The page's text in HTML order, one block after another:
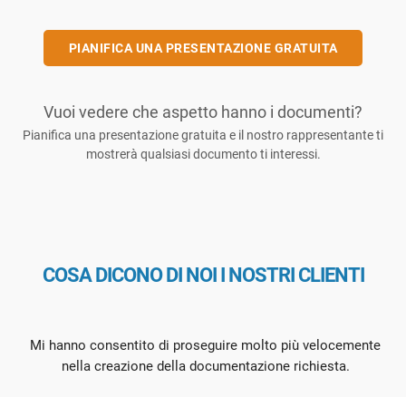
PIANIFICA UNA PRESENTAZIONE GRATUITA
Vuoi vedere che aspetto hanno i documenti?
Pianifica una presentazione gratuita e il nostro rappresentante ti
mostrerà qualsiasi documento ti interessi.
COSA DICONO DI NOI I NOSTRI CLIENTI
Mi hanno consentito di proseguire molto più velocemente
nella creazione della documentazione richiesta.